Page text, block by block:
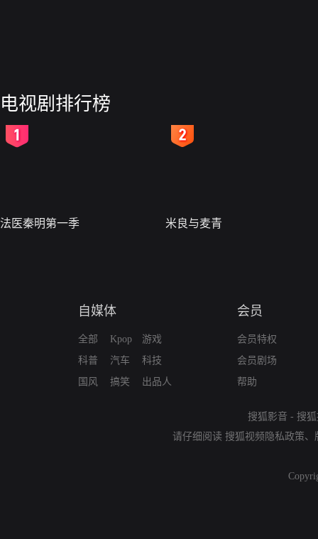
电视剧排行榜
法医秦明第一季 米良与麦青
自媒体
全部
科普
国风
Kpop
汽车
搞笑
游戏
科技
出品人
会员
会员特权
会员剧场
帮助
搜狐影音 - 搜
请仔细阅读 搜狐视频隐私政策、